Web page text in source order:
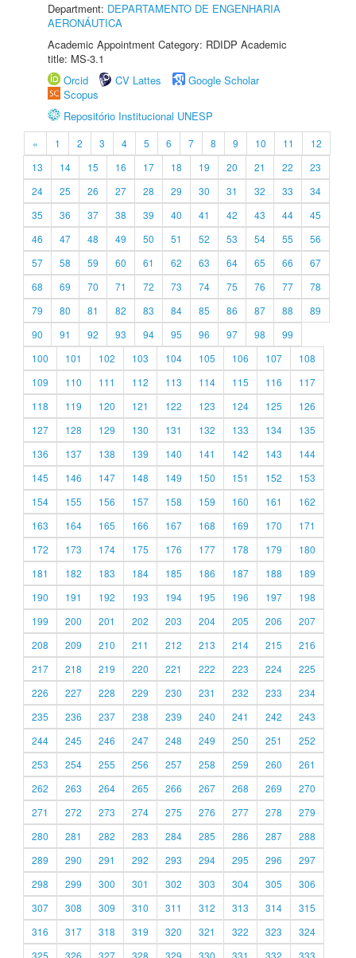
Department: DEPARTAMENTO DE ENGENHARIA
AERONÁUTICA
Academic Appointment Category: RDIDP Academic
title: MS-3.1
Orcid
CV Lattes
Google Scholar
Scopus
Repositório Institucional UNESP
« 1 2 3 4 5 6 7 8 9 10 11
12
13
14 15 16 17 18 19 20 21 22
23
24
25 26 27 28 29 30 31 32 33
34
35
36 37 38 39 40 41 42 43 44
45
46
47 48 49 50 51 52 53 54 55
56
57
58 59 60 61 62 63 64 65 66
67
68
69 70 71 72 73 74 75 76 77
78
79
80 81 82 83 84 85 86 87 88
89
90
91 92 93 94 95 96 97 98
99
100
101 102 103 104 105 106 107
108
109
110 111 112 113 114 115 116
117
118
119 120 121 122 123 124 125
126
127
128 129 130 131 132 133 134
135
136
137 138 139 140 141 142 143
144
145
146 147 148 149 150 151 152
153
154
155 156 157 158 159 160 161
162
163
164 165 166 167 168 169 170
171
172
173 174 175 176 177 178 179
180
181
182 183 184 185 186 187 188
189
190
191 192 193 194 195 196 197
198
199
200 201 202 203 204 205 206
207
208
209 210 211 212 213 214 215
216
217
218 219 220 221 222 223 224
225
226
227 228 229 230 231 232 233
234
235
236 237 238 239 240 241 242
243
244
245 246 247 248 249 250 251
252
253
254 255 256 257 258 259 260
261
262
263 264 265 266 267 268 269
270
271
272 273 274 275 276 277 278
279
280
281 282 283 284 285 286 287
288
289
290 291 292 293 294 295 296
297
298
299 300 301 302 303 304 305
306
307
308 309 310 311 312 313 314
315
316
317 318 319 320 321 322 323
324
325
326 327 328 329 330 331 332 333